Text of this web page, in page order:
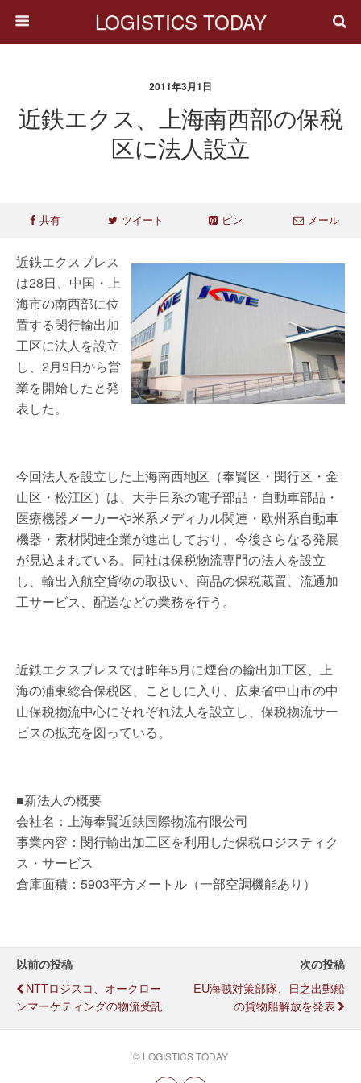
LOGISTICS TODAY
2011年3月1日
近鉄エクス、上海南西部の保税
区に法人設立
共有 ツイート ピン メール
近鉄エクスプレス
は28日、中国・上
海市の南西部に位
置する閔行輸出加
工区に法人を設立
し、2月9日から営
業を開始したと発
表した。
今回法人を設立した上海南西地区（奉賢区・閔行区・金
山区・松江区）は、大手日系の電子部品・自動車部品・
医療機器メーカーや米系メディカル関連・欧州系自動車
機器・素材関連企業が進出しており、今後さらなる発展
が見込まれている。同社は保税物流専門の法人を設立
し、輸出入航空貨物の取扱い、商品の保税蔵置、流通加
工サービス、配送などの業務を行う。
近鉄エクスプレスでは昨年5月に煙台の輸出加工区、上
海の浦東総合保税区、ことしに入り、広東省中山市の中
山保税物流中心にそれぞれ法人を設立し、保税物流サー
ビスの拡充を図っている。
■新法人の概要
会社名：上海奉賢近鉄国際物流有限公司
事業内容：閔行輸出加工区を利用した保税ロジスティク
ス・サービス
倉庫面積：5903平方メートル（一部空調機能あり）
以前の投稿
NTTロジスコ、オークロー
ンマーケティングの物流受託
次の投稿
EU海賊対策部隊、日之出郵船
の貨物船解放を発表
© LOGISTICS TODAY